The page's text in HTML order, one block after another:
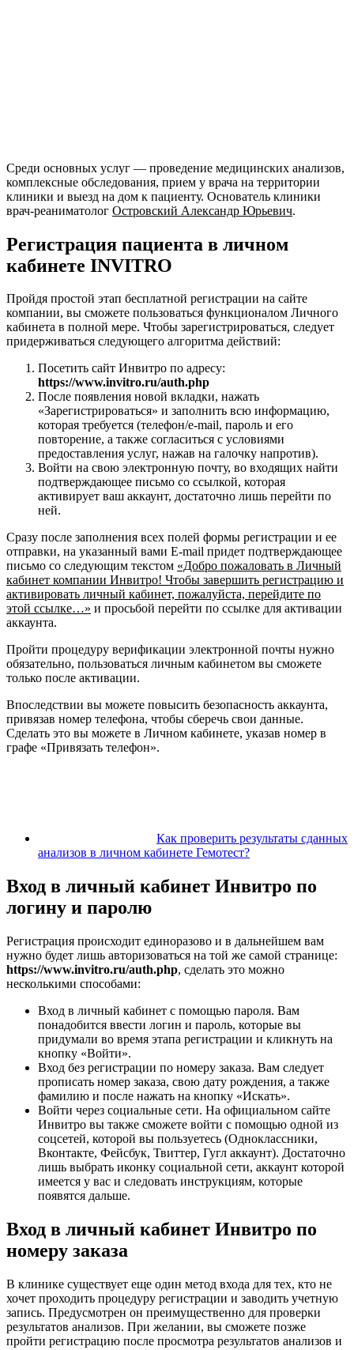
Среди основных услуг — проведение медицинских анализов,
комплексные обследования, прием у врача на территории
клиники и выезд на дом к пациенту. Основатель клиники
врач-реаниматолог Островский Александр Юрьевич.
Регистрация пациента в личном
кабинете INVITRO
Пройдя простой этап бесплатной регистрации на сайте
компании, вы сможете пользоваться функционалом Личного
кабинета в полной мере. Чтобы зарегистрироваться, следует
придерживаться следующего алгоритма действий:
Посетить сайт Инвитро по адресу:
https://www.invitro.ru/auth.php
После появления новой вкладки, нажать
«Зарегистрироваться» и заполнить всю информацию,
которая требуется (телефон/e-mail, пароль и его
повторение, а также согласиться с условиями
предоставления услуг, нажав на галочку напротив).
Войти на свою электронную почту, во входящих найти
подтверждающее письмо со ссылкой, которая
активирует ваш аккаунт, достаточно лишь перейти по
ней.
Сразу после заполнения всех полей формы регистрации и ее
отправки, на указанный вами E-mail придет подтверждающее
письмо со следующим текстом «Добро пожаловать в Личный
кабинет компании Инвитро! Чтобы завершить регистрацию и
активировать личный кабинет, пожалуйста, перейдите по
этой ссылке…» и просьбой перейти по ссылке для активации
аккаунта.
Пройти процедуру верификации электронной почты нужно
обязательно, пользоваться личным кабинетом вы сможете
только после активации.
Впоследствии вы можете повысить безопасность аккаунта,
привязав номер телефона, чтобы сберечь свои данные.
Сделать это вы можете в Личном кабинете, указав номер в
графе «Привязать телефон».
Как проверить результаты сданных
анализов в личном кабинете Гемотест?
Вход в личный кабинет Инвитро по
логину и паролю
Регистрация происходит единоразово и в дальнейшем вам
нужно будет лишь авторизоваться на той же самой странице:
https://www.invitro.ru/auth.php, сделать это можно
несколькими способами:
Вход в личный кабинет с помощью пароля. Вам
понадобится ввести логин и пароль, которые вы
придумали во время этапа регистрации и кликнуть на
кнопку «Войти».
Вход без регистрации по номеру заказа. Вам следует
прописать номер заказа, свою дату рождения, а также
фамилию и после нажать на кнопку «Искать».
Войти через социальные сети. На официальном сайте
Инвитро вы также сможете войти с помощью одной из
соцсетей, которой вы пользуетесь (Одноклассники,
Вконтакте, Фейсбук, Твиттер, Гугл аккаунт). Достаточно
лишь выбрать иконку социальной сети, аккаунт которой
имеется у вас и следовать инструкциям, которые
появятся дальше.
Вход в личный кабинет Инвитро по
номеру заказа
В клинике существует еще один метод входа для тех, кто не
хочет проходить процедуру регистрации и заводить учетную
запись. Предусмотрен он преимущественно для проверки
результатов анализов. При желании, вы сможете позже
пройти регистрацию после просмотра результатов анализов и